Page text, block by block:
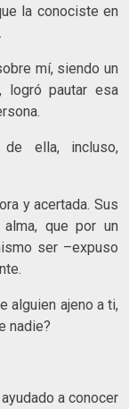
la conociste en
mí, siendo un
pautar esa
ella, incluso,
y acertada. Sus
que por un
ser –expuso
alguien ajeno a ti,
nadie?
a conocer